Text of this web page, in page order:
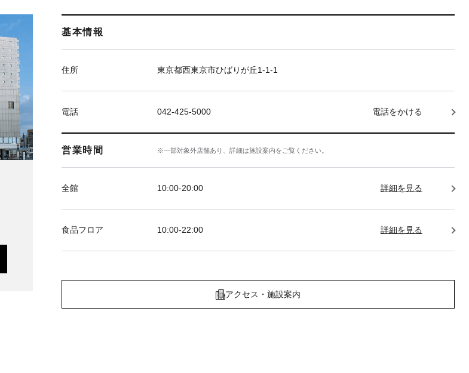
基本情報
住所 東京都西東京市ひばりが丘1-1-1
電話 042-425-5000 電話をかける
営業時間 ※一部対象外店舗あり、詳細は施設案内をご覧ください。
全館 10:00-20:00 詳細を見る
食品フロア 10:00-22:00 詳細を見る
アクセス・施設案内